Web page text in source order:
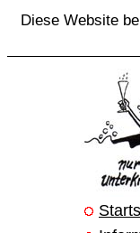
Diese Website